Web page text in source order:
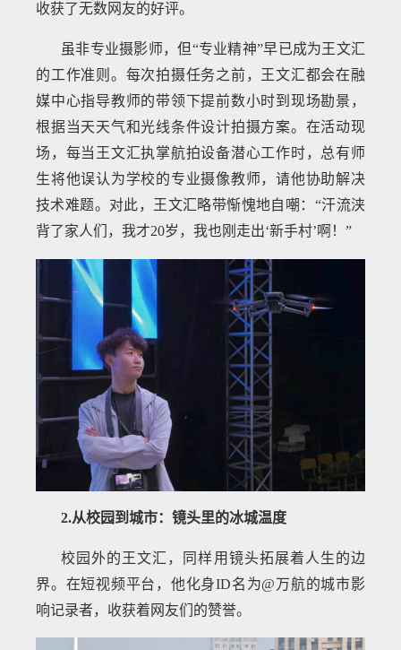
收获了无数网友的好评。
虽非专业摄影师，但“专业精神”早已成为王文汇
的工作准则。每次拍摄任务之前，王文汇都会在融
媒中心指导教师的带领下提前数小时到现场勘景，
根据当天天气和光线条件设计拍摄方案。在活动现
场，每当王文汇执掌航拍设备潜心工作时，总有师
生将他误认为学校的专业摄像教师，请他协助解决
技术难题。对此，王文汇略带惭愧地自嘲：“汗流浃
背了家人们，我才20岁，我也刚走出‘新手村’啊！”
2.从校园到城市：镜头里的冰城温度
校园外的王文汇，同样用镜头拓展着人生的边
界。在短视频平台，他化身ID名为@万航的城市影
响记录者，收获着网友们的赞誉。